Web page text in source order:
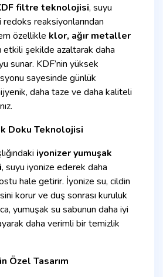
filtre teknolojisi, suyu
redoks reaksiyonlarından
özellikle klor, ağır metaller
etkili şekilde azaltarak daha
sunar. KDF’nin yüksek
sayesinde günlük
daha taze ve daha kaliteli
Doku Teknolojisi
iyonizer yumuşak
, suyu iyonize ederek daha
hale getirir. İyonize su, cildin
korur ve duş sonrası kuruluk
yumuşak su sabunun daha iyi
daha verimli bir temizlik
Özel Tasarım